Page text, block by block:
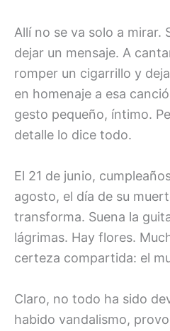
Allí no se va solo a mirar.
dejar un mensaje. A
romper un cigarrillo y
en homenaje a esa
gesto pequeño, íntimo.
detalle lo dice todo.
El 21 de junio,
agosto, el día de su
transforma. Suena la
lágrimas. Hay flores.
certeza compartida: el
Claro, no todo ha sido
habido vandalismo,